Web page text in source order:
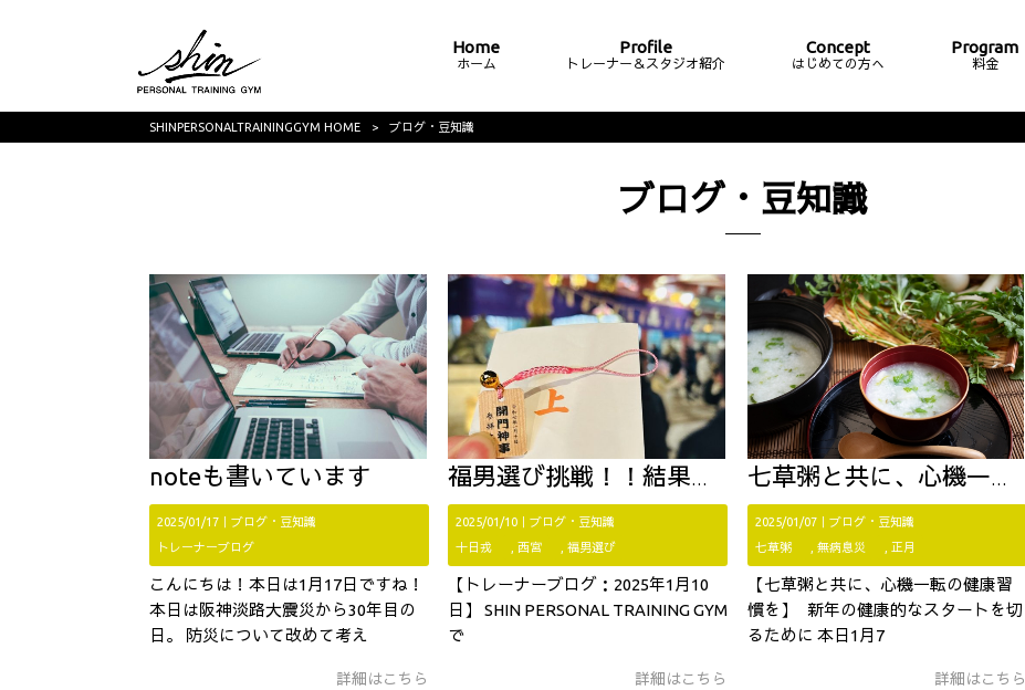
Home
ホーム
Profile
トレーナー＆スタジオ紹介
Concept
はじめての方へ
Program
料金
SHINPERSONALTRAININGGYM HOME > ブログ・豆知識
ブログ・豆知識
noteも書いています
2025/01/17｜ブログ・豆知識
トレーナーブログ
こんにちは！本日は1月17日ですね！
本日は阪神淡路大震災から30年目の
日。 防災について改めて考え
詳細はこちら
福男選び挑戦！！結果は・・・
2025/01/10｜ブログ・豆知識
十日戎
西宮 福男選び
【トレーナーブログ：2025年1月10
日】 SHIN PERSONAL TRAINING GYM
で
詳細はこちら
七草粥と共に、心機一転の健康習慣を
2025/01/07｜ ブログ・豆知識
七草粥
無病息災 正月
【七草粥と共に、心機一転の健康習
慣を】 新年の健康的なスタートを切
るために 本日1月7
詳細はこちら